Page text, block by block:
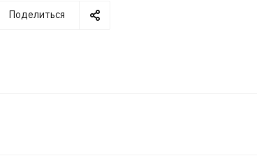
Поделиться